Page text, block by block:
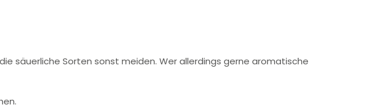
säuerliche Sorten sonst meiden. Wer allerdings gerne aromatische